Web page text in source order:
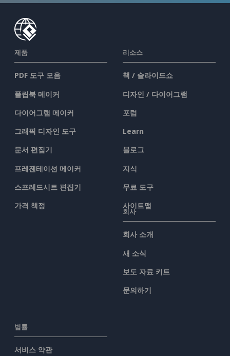
제품
PDF 도구 모음
플립북 메이커
다이어그램 메이커
그래픽 디자인 도구
문서 편집기
프레젠테이션 메이커
스프레드시트 편집기
가격 책정
리소스
책 / 슬라이드쇼
디자인 / 다이어그램
포럼
Learn
블로그
지식
무료 도구
사이트맵
회사
회사 소개
새 소식
보도 자료 키트
문의하기
법률
서비스 약관